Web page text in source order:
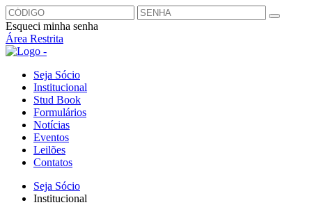
Esqueci minha senha
Área Restrita
Seja Sócio
Institucional
Stud Book
Formulários
Notícias
Eventos
Leilões
Contatos
Seja Sócio
Institucional